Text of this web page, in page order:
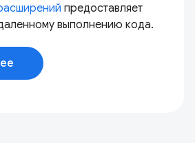
предоставляет
выполнению кода.